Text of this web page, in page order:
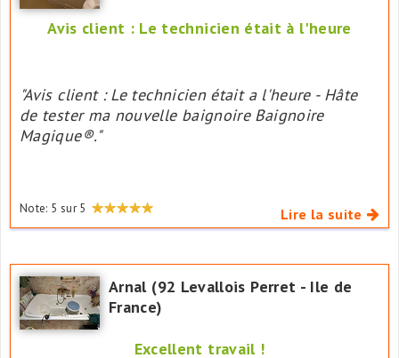
Avis client : Le technicien était à l'heure
"Avis client : Le technicien était a l'heure - Hâte
de tester ma nouvelle baignoire Baignoire
Magique®."
Note: 5 sur 5 Lire la suite
Arnal (92 Levallois Perret - Ile de
France)
Excellent travail !